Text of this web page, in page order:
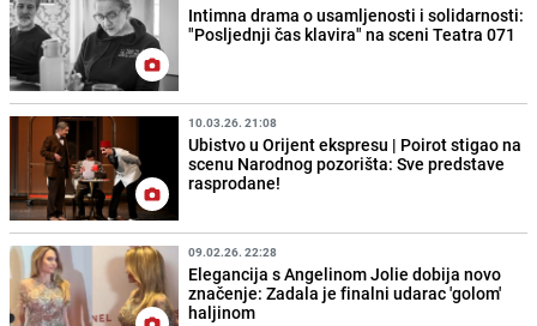
Intimna drama o usamljenosti i solidarnosti:
"Posljednji čas klavira" na sceni Teatra 071
10.03.26. 21:08
Ubistvo u Orijent ekspresu | Poirot stigao na
scenu Narodnog pozorišta: Sve predstave
rasprodane!
09.02.26. 22:28
Elegancija s Angelinom Jolie dobija novo
značenje: Zadala je finalni udarac 'golom'
haljinom